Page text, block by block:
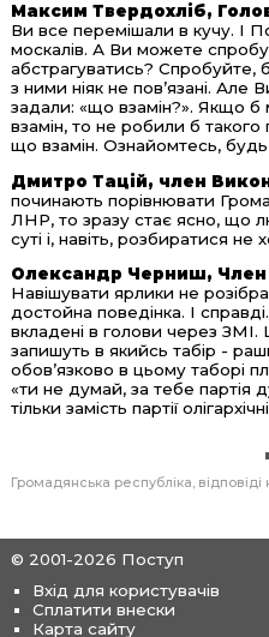
Максим Твердохліб,
Ви все перемішали в кучу. І
москалів. А Ви можете
абстрагуватись? Спробуйте,
з ними ніяк не пов’язані.
задали: «що взамін?». Якщо б
взамін, то не робили б
що взамін. Ознайомтесь, будь
Дмитро Тацій, член
починають порівнювати
ЛНР, то зразу стає ясно, що
суті і, навіть, розбиратися не
Олександр Черниш, Член
Навішувати ярлики не
достойна поведінка. І
вкладені в голови через
запишуть в якийсь табір -
обов’язково в цьому таборі
«ти не думай, за тебе партія
тільки замість партії
Громадянська республіка
© 2001-2026 Поступ
Вхід для користувачів
Сплатити внески
Карта сайту